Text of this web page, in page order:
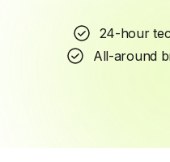
24-hour
All-around